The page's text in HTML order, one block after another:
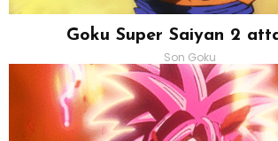
Goku Super Saiyan 2
Son Goku